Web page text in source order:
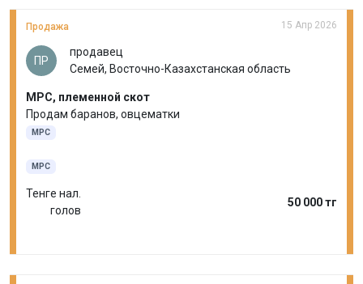
Продажа 15 Апр 2026
ПР
продавец
Семей, Восточно-Казахстанская область
МРС, племенной скот
Продам баранов, овцематки
МРС
МРС
Тенге нал.
голов
50 000 тг